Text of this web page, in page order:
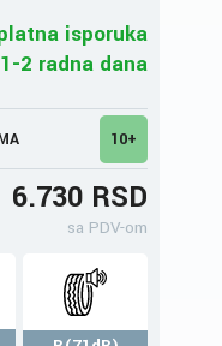
isporuka
1-2 radna dana
10+
6.730 RSD
sa PDV-om